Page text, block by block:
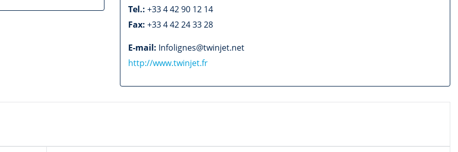
Tel.: +33 4 42 90 12 14
Fax: +33 4 42 24 33 28
E-mail: Infolignes@twinjet.net
http://www.twinjet.fr